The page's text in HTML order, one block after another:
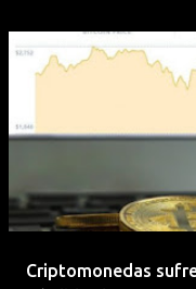
Criptomonedas